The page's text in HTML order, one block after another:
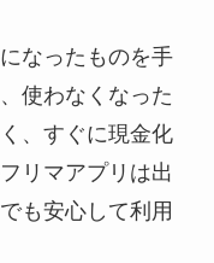
なったものを手
使わなくなった
、すぐに現金化
リマアプリは出
も安心して利用